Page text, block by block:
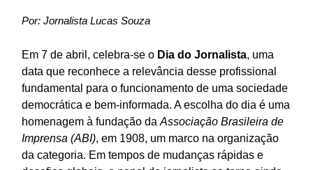
Por: Jornalista Lucas Souza
Em 7 de abril, celebra-se o Dia do Jornalista, uma
data que reconhece a relevância desse profissional
fundamental para o funcionamento de uma sociedade
democrática e bem-informada. A escolha do dia é uma
homenagem à fundação da Associação Brasileira de
Imprensa (ABI), em 1908, um marco na organização
da categoria. Em tempos de mudanças rápidas e